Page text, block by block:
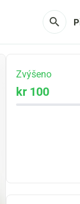
search
Zvýšeno
kr 100